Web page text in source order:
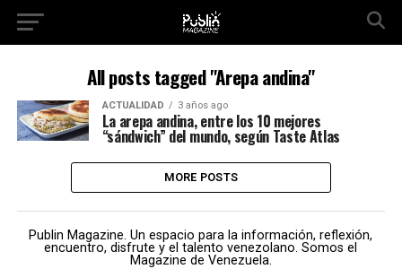
All posts tagged "Arepa andina"
ACTUALIDAD 3 años ago
La arepa andina, entre los 10 mejores
“sándwich” del mundo, según Taste Atlas
MORE POSTS
Publin Magazine. Un espacio para la información, reflexión,
encuentro, disfrute y el talento venezolano. Somos el
Magazine de Venezuela.